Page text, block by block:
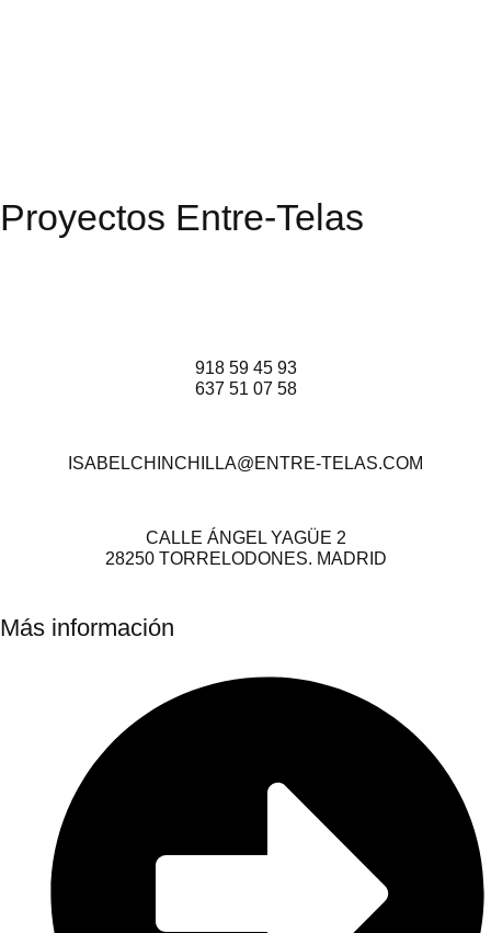
Proyectos Entre-Telas
918 59 45 93
637 51 07 58
ISABELCHINCHILLA@ENTRE-TELAS.COM
CALLE ÁNGEL YAGÜE 2
28250 TORRELODONES. MADRID
Más información